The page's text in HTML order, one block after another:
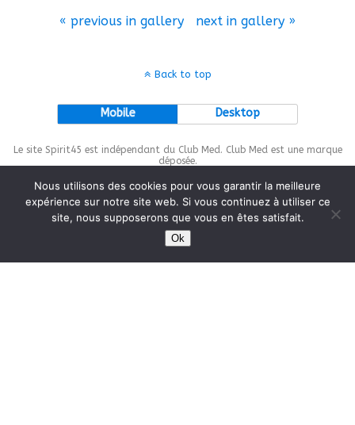
« previous in gallery next in gallery »
Back to top
Mobile Desktop
Le site Spirit45 est indépendant du Club Med. Club Med est une marque
déposée.
This site is protected bywp-copyrightpro.com
Nous utilisons des cookies pour vous garantir la meilleure
expérience sur notre site web. Si vous continuez à utiliser ce
site, nous supposerons que vous en êtes satisfait.
Ok